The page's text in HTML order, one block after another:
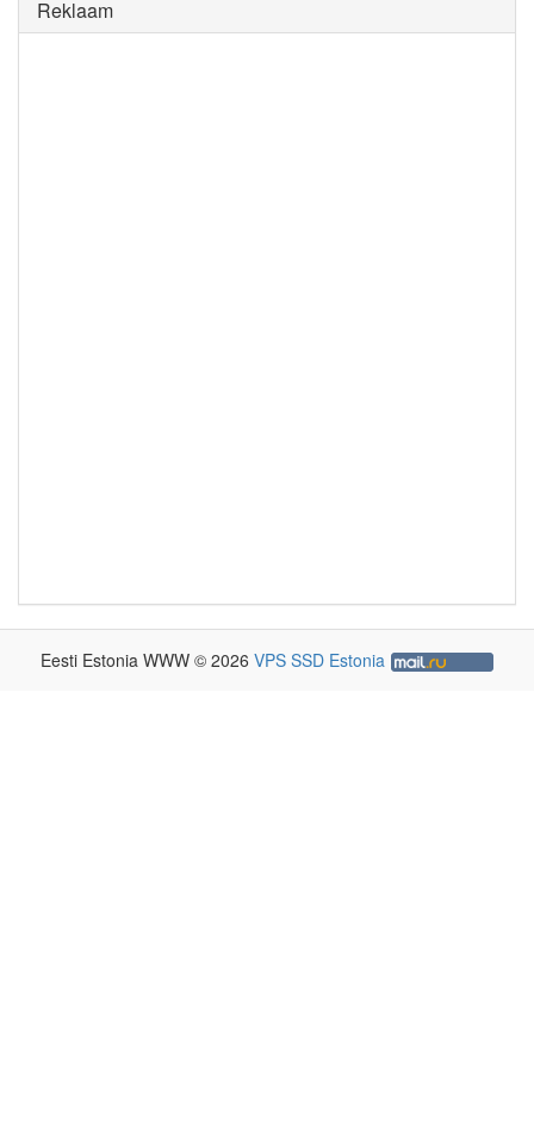
Reklaam
Eesti Estonia WWW © 2026 VPS SSD Estonia